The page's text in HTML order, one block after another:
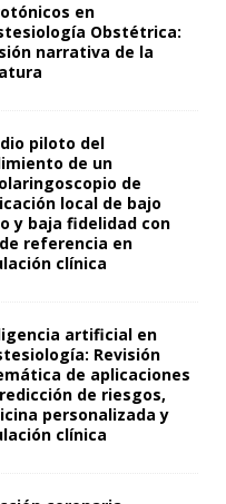
en
Obstétrica:
narrativa de la
piloto del
de un
de
local de bajo
y baja fidelidad con
referencia en
clínica
artificial en
Revisión
de aplicaciones
de riesgos,
personalizada y
clínica